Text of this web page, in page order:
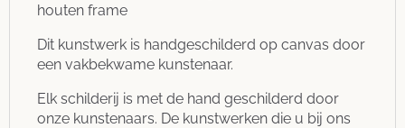
houten frame
Dit kunstwerk is handgeschilderd op canvas door
een vakbekwame kunstenaar.
Elk schilderij is met de hand geschilderd door
onze kunstenaars. De kunstwerken die u bij ons